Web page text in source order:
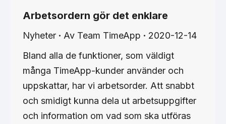
Arbetsordern gör det enklare
Nyheter Av Team TimeApp
2020-12-14
Bland alla de funktioner, som väldigt
många TimeApp-kunder använder och
uppskattar, har vi arbetsorder. Att snabbt
och smidigt kunna dela ut arbetsuppgifter
och information om vad som ska utföras